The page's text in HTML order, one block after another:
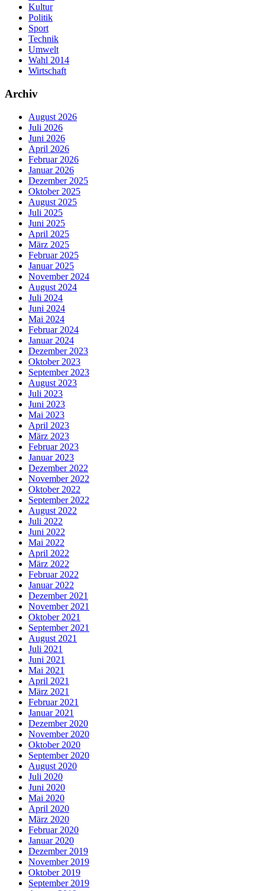
Kultur
Politik
Sport
Technik
Umwelt
Wahl 2014
Wirtschaft
Archiv
August 2026
Juli 2026
Juni 2026
April 2026
Februar 2026
Januar 2026
Dezember 2025
Oktober 2025
August 2025
Juli 2025
Juni 2025
April 2025
März 2025
Februar 2025
Januar 2025
November 2024
August 2024
Juli 2024
Juni 2024
Mai 2024
Februar 2024
Januar 2024
Dezember 2023
Oktober 2023
September 2023
August 2023
Juli 2023
Juni 2023
Mai 2023
April 2023
März 2023
Februar 2023
Januar 2023
Dezember 2022
November 2022
Oktober 2022
September 2022
August 2022
Juli 2022
Juni 2022
Mai 2022
April 2022
März 2022
Februar 2022
Januar 2022
Dezember 2021
November 2021
Oktober 2021
September 2021
August 2021
Juli 2021
Juni 2021
Mai 2021
April 2021
März 2021
Februar 2021
Januar 2021
Dezember 2020
November 2020
Oktober 2020
September 2020
August 2020
Juli 2020
Juni 2020
Mai 2020
April 2020
März 2020
Februar 2020
Januar 2020
Dezember 2019
November 2019
Oktober 2019
September 2019